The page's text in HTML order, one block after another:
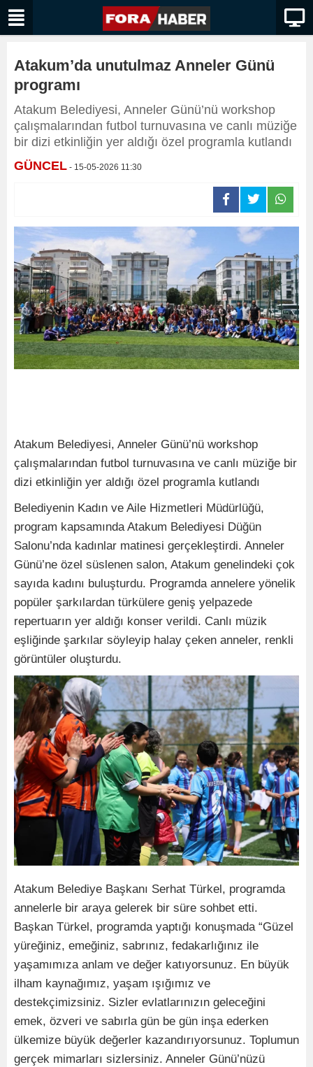
Atakum’da unutulmaz Anneler Günü
programı
Atakum Belediyesi, Anneler Günü’nü workshop
çalışmalarından futbol turnuvasına ve canlı müziğe
bir dizi etkinliğin yer aldığı özel programla kutlandı
GÜNCEL - 15-05-2026 11:30
Atakum Belediyesi, Anneler Günü’nü workshop
çalışmalarından futbol turnuvasına ve canlı müziğe bir
dizi etkinliğin yer aldığı özel programla kutlandı
Belediyenin Kadın ve Aile Hizmetleri Müdürlüğü,
program kapsamında Atakum Belediyesi Düğün
Salonu’nda kadınlar matinesi gerçekleştirdi. Anneler
Günü’ne özel süslenen salon, Atakum genelindeki çok
sayıda kadını buluşturdu. Programda annelere yönelik
popüler şarkılardan türkülere geniş yelpazede
repertuarın yer aldığı konser verildi. Canlı müzik
eşliğinde şarkılar söyleyip halay çeken anneler, renkli
görüntüler oluşturdu.
Atakum Belediye Başkanı Serhat Türkel, programda
annelerle bir araya gelerek bir süre sohbet etti.
Başkan Türkel, programda yaptığı konuşmada “Güzel
yüreğiniz, emeğiniz, sabrınız, fedakarlığınız ile
yaşamımıza anlam ve değer katıyorsunuz. En büyük
ilham kaynağımız, yaşam ışığımız ve
destekçimizsiniz. Sizler evlatlarınızın geleceğini
emek, özveri ve sabırla gün be gün inşa ederken
ülkemize büyük değerler kazandırıyorsunuz. Toplumun
gerçek mimarları sizlersiniz. Anneler Günü’nüzü